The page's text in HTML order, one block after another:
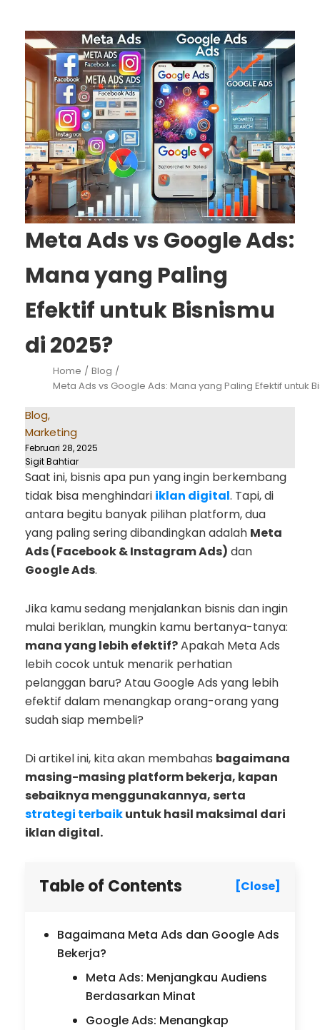
Meta Ads vs Google Ads:
Mana yang Paling
Efektif untuk Bisnismu
di 2025?
Home / Blog /
Meta Ads vs Google Ads: Mana yang Paling Efektif untuk
Blog,
Marketing
Februari 28, 2025
Sigit Bahtiar
Saat ini, bisnis apa pun yang ingin berkembang
tidak bisa menghindari iklan digital. Tapi, di
antara begitu banyak pilihan platform, dua
yang paling sering dibandingkan adalah Meta
Ads (Facebook & Instagram Ads) dan
Google Ads.
Jika kamu sedang menjalankan bisnis dan ingin
mulai beriklan, mungkin kamu bertanya-tanya:
mana yang lebih efektif?Apakah Meta Ads
lebih cocok untuk menarik perhatian
pelanggan baru? Atau Google Ads yang lebih
efektif dalam menangkap orang-orang yang
sudah siap membeli?
Di artikel ini, kita akan membahas bagaimana
masing-masing platform bekerja, kapan
sebaiknya menggunakannya, serta
strategi terbaikuntuk hasil maksimal dari
iklan digital.
Table of Contents [Close]
Bagaimana Meta Ads dan Google Ads
Bekerja?
Meta Ads: Menjangkau Audiens
Berdasarkan Minat
Google Ads: Menangkap